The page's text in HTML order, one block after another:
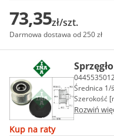
73,35zł/szt.
Darmowa dostawa od 250 zł
Średnica 1/
Szerokość
Rozwiń
Kup na raty